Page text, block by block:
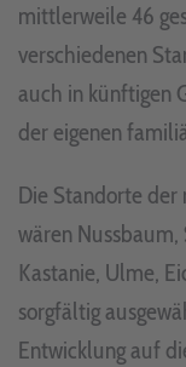
mittlerweile 46
verschiedenen
auch in künftigen
der eigenen
Die Standorte der
wären Nussbaum,
Kastanie, Ulme,
sorgfältig
Entwicklung auf